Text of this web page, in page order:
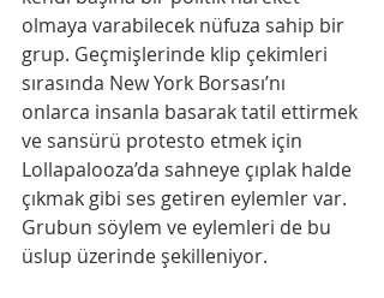
olmaya varabilecek nüfuza sahip bir
grup. Geçmişlerinde klip çekimleri
sırasında New York Borsası’nı
onlarca insanla basarak tatil ettirmek
ve sansürü protesto etmek için
Lollapalooza’da sahneye çıplak halde
çıkmak gibi ses getiren eylemler var.
Grubun söylem ve eylemleri de bu
üslup üzerinde şekilleniyor.